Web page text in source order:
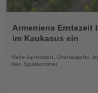
Sie
die
Armeniens Erntezeit
im Kaukasus ein
Reife Aprikosen, Granatäpfel,
den Spätsommer